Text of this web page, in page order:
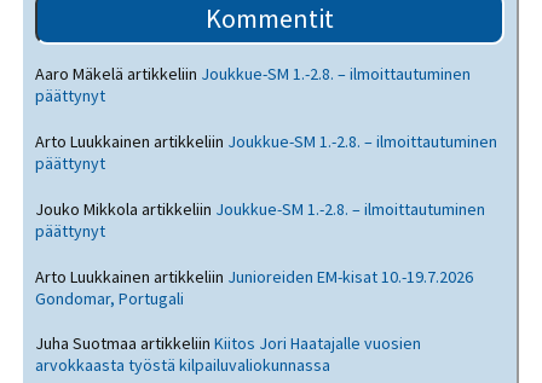
Kommentit
Aaro Mäkelä artikkeliin Joukkue-SM 1.-2.8. – ilmoittautuminen
päättynyt
Arto Luukkainen artikkeliin Joukkue-SM 1.-2.8. – ilmoittautuminen
päättynyt
Jouko Mikkola artikkeliin Joukkue-SM 1.-2.8. – ilmoittautuminen
päättynyt
Arto Luukkainen artikkeliin Junioreiden EM-kisat 10.-19.7.2026
Gondomar, Portugali
Juha Suotmaa artikkeliinKiitos Jori Haatajalle vuosien
arvokkaasta työstä kilpailuvaliokunnassa